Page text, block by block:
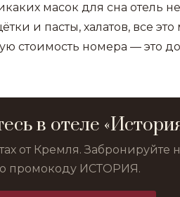
масок для сна отель
и пасты, халатов, все это
стоимость номера — это
в отеле
от Кремля.
промокоду ИСТОРИЯ.